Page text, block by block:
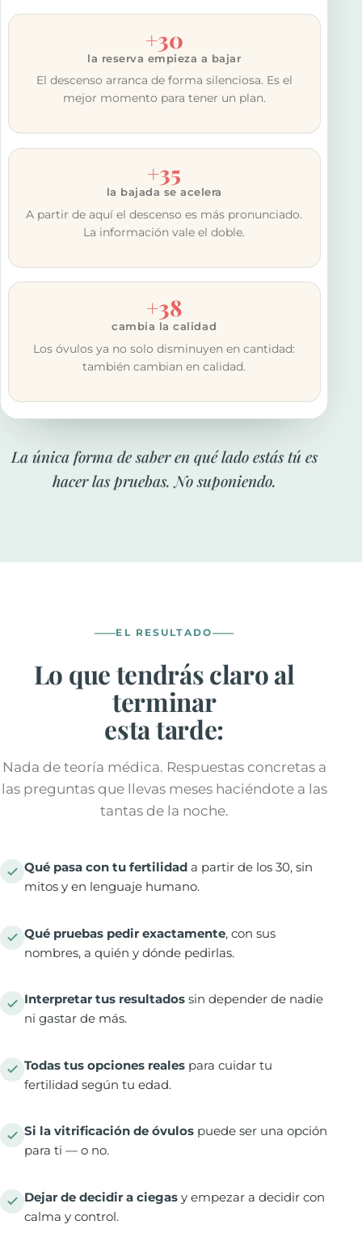
+30
la reserva empieza a bajar
El descenso arranca de forma silenciosa. Es el
mejor momento para tener un plan.
+35
la bajada se acelera
A partir de aquí el descenso es más pronunciado.
La información vale el doble.
+38
cambia la calidad
Los óvulos ya no solo disminuyen en cantidad:
también cambian en calidad.
La única forma de saber en qué lado estás tú es
hacer las pruebas. No suponiendo.
EL RESULTADO
Lo que tendrás claro al
terminar
esta tarde:
Nada de teoría médica. Respuestas concretas a
las preguntas que llevas meses haciéndote a las
tantas de la noche.
Qué pasa con tu fertilidad a partir de los 30, sin
mitos y en lenguaje humano.
Qué pruebas pedir exactamente, con sus
nombres, a quién y dónde pedirlas.
Interpretar tus resultados sin depender de nadie
ni gastar de más.
Todas tus opciones reales para cuidar tu
fertilidad según tu edad.
Si la vitrificación de óvulos puede ser una opción
para ti — o no.
Dejar de decidir a ciegas y empezar a decidir con
calma y control.